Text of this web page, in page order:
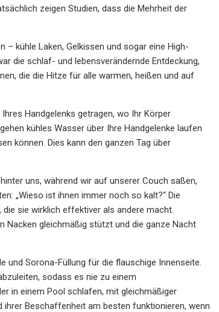
zeigen Studien, dass die Mehrheit der
kühle Laken, Gelkissen und sogar eine High-
die schlaf- und lebensverändernde Entdeckung,
die die Hitze für alle warmen, heißen und auf
Handgelenks getragen, wo Ihr Körper
kühles Wasser über Ihre Handgelenke laufen
können. Dies kann den ganzen Tag über
uns, während wir auf unserer Couch saßen,
„Wieso ist ihnen immer noch so kalt?“ Die
sie wirklich effektiver als andere macht.
Nacken gleichmäßig stützt und die ganze Nacht
und Sorona-Füllung für die flauschige Innenseite.
sodass es nie zu einem
in einem Pool schlafen, mit gleichmäßiger
ihrer Beschaffenheit am besten funktionieren, wenn